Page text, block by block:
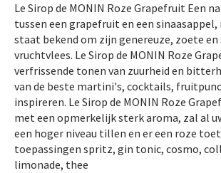
Le Sirop de MONIN Roze Grapefruit Een
tussen een grapefruit en een
staat bekend om zijn genereuze, zoete en
vruchtvlees. Le Sirop de MONIN Roze
verfrissende tonen van zuurheid en
van de beste martini's, cocktails,
inspireren. Le Sirop de MONIN Roze
met een opmerkelijk sterk aroma, zal al
een hoger niveau tillen en er een roze
toepassingen spritz, gin tonic, cosmo,
limonade, thee